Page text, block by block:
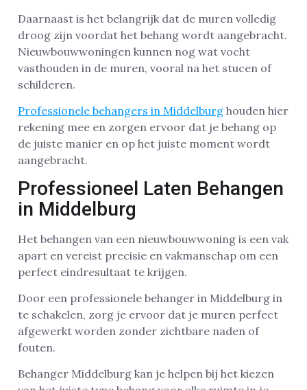
Daarnaast is het belangrijk dat de muren volledig
droog zijn voordat het behang wordt aangebracht.
Nieuwbouwwoningen kunnen nog wat vocht
vasthouden in de muren, vooral na het stucen of
schilderen.
Professionele behangers in Middelburg houden hier
rekening mee en zorgen ervoor dat je behang op
de juiste manier en op het juiste moment wordt
aangebracht.
Professioneel Laten Behangen
in Middelburg
Het behangen van een nieuwbouwwoning is een vak
apart en vereist precisie en vakmanschap om een
perfect eindresultaat te krijgen.
Door een professionele behanger in Middelburg in
te schakelen, zorg je ervoor dat je muren perfect
afgewerkt worden zonder zichtbare naden of
fouten.
Behanger Middelburg kan je helpen bij het kiezen